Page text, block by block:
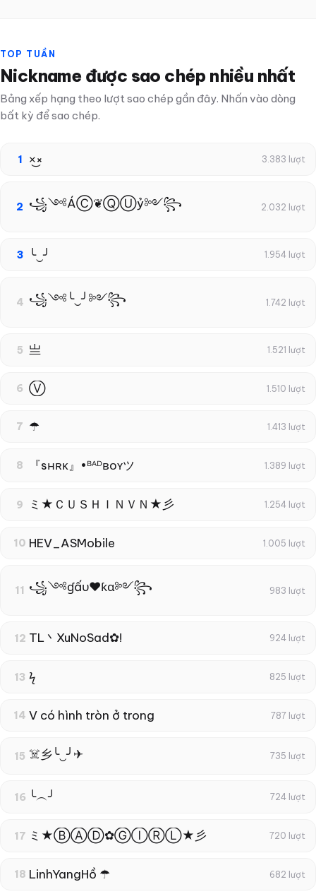
TOP TUẦN
Nickname được sao chép nhiều nhất
Bảng xếp hạng theo lượt sao chép gần đây. Nhấn vào dòng
bất kỳ để sao chép.
1 ×͜× 3.383 lượt
2 ꧁༺ÁⒸ❦ⓆⓊỷ༻꧂ 2.032 lượt
3 ╰‿╯ 1.954 lượt
4 ꧁༺╰‿╯༻꧂ 1.742 lượt
5 亗 1.521 lượt
6 Ⓥ 1.510 lượt
7 ☂ 1.413 lượt
8 『sʜʀᴋ』•ᴮᴬᴰʙᴏʏツ 1.389 lượt
9 ミ★ＣＵＳＨＩＮＶＮ★彡 1.254 lượt
10 HEV_ASMobile 1.005 lượt
11 ꧁༺ɠấυ❤ƙɑ༻꧂ 983 lượt
12 TL丶XuNoSad✿! 924 lượt
13 ϟ 825 lượt
14 V có hình tròn ở trong 787 lượt
15 ☠️乡╰‿╯✈ 735 lượt
16 ╰︵╯ 724 lượt
17 ミ★ⒷⒶⒹ✿ⒼⒾⓇⓁ★彡 720 lượt
18 LinhYangHồ ☂ 682 lượt